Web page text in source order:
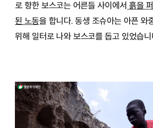
로 향한 보스코는 어른들 사이에서 흙을
된 노동을 합니다. 동생 조슈아는 아픈 와
위해 일터로 나와 보스코를 돕고 있었습니